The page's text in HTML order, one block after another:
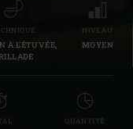
À L'ÉTUVÉE,
NIVEAU
MOYEN
QUANTITÉ